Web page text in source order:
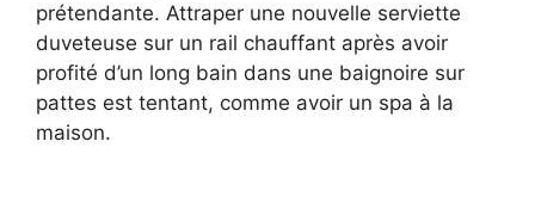
prétendante. Attraper une nouvelle serviette
duveteuse sur un rail chauffant après avoir
profité d’un long bain dans une baignoire sur
pattes est tentant, comme avoir un spa à la
maison.